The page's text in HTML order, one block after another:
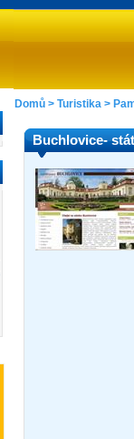
Domů > Turistika >
Buchlovice-